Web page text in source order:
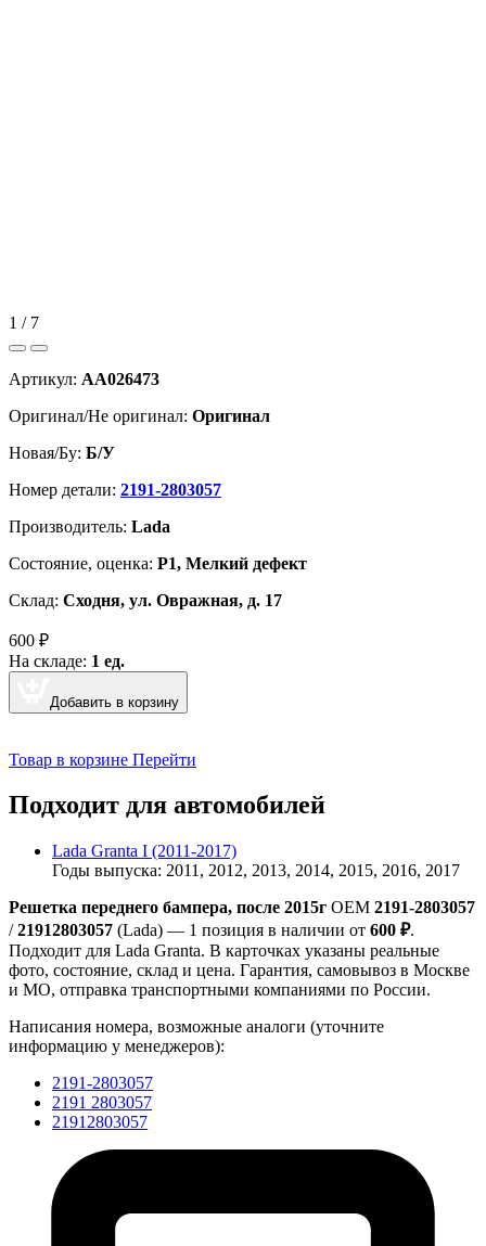
1 / 7
Артикул: AA026473
Оригинал/Не оригинал: Оригинал
Новая/Бу: Б/У
Номер детали: 2191-2803057
Производитель: Lada
Cостояние, оценка: Р1, Мелкий дефект
Склад: Сходня, ул. Овражная, д. 17
600 ₽
На складе: 1 ед.
Добавить в корзину
Товар в корзине Перейти
Подходит для автомобилей
Lada Granta I (2011-2017)
Годы выпуска: 2011, 2012, 2013, 2014, 2015, 2016, 2017
Решетка переднего бампера, после 2015г OEM 2191-2803057
/21912803057 (Lada) — 1 позиция в наличии от 600 ₽.
Подходит для Lada Granta. В карточках указаны реальные
фото, состояние, склад и цена. Гарантия, самовывоз в Москве
и МО, отправка транспортными компаниями по России.
Написания номера, возможные аналоги (уточните
информацию у менеджеров):
2191-2803057
2191 2803057
21912803057